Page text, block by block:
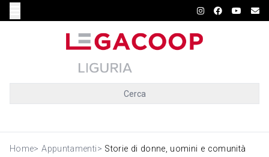
Cerca
Home> Appuntamenti> Storie di donne, uomini e comunità